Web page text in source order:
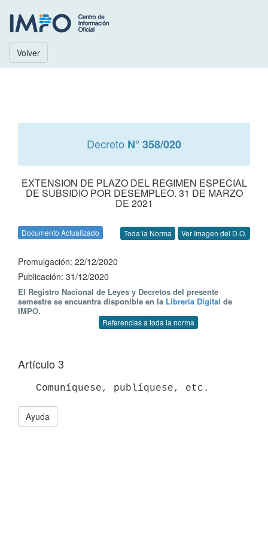
Volver
Decreto N° 358/020
EXTENSION DE PLAZO DEL REGIMEN ESPECIAL
DE SUBSIDIO POR DESEMPLEO. 31 DE MARZO
DE 2021
Documento Actualizado Toda la Norma Ver Imagen del D.O.
Promulgación: 22/12/2020
Publicación: 31/12/2020
El Registro Nacional de Leyes y Decretos del presente
semestre se encuentra disponible en la Librería Digital de
IMPO.
Referencias a toda la norma
Artículo 3
Ayuda